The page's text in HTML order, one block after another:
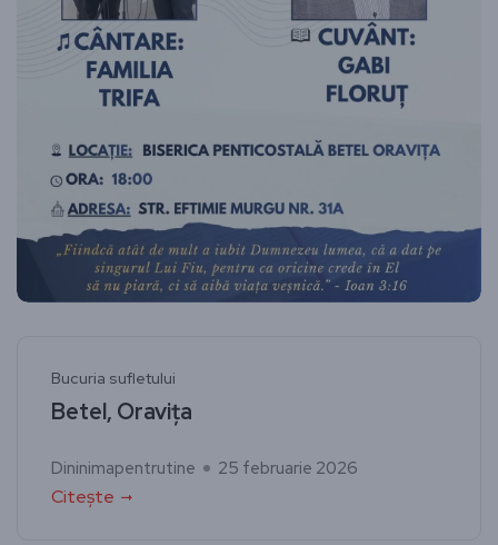
Bucuria sufletului
Betel, Oravița
Dininimapentrutine 25 februarie 2026
Citește